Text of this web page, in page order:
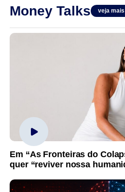
Money Talks veja mais
Em “As Fronteiras do
quer “reviver nossa